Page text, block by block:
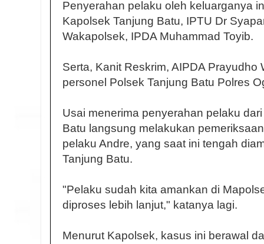
Penyerahan pelaku oleh keluarganya
Kapolsek Tanjung Batu, IPTU Dr
Wakapolsek, IPDA Muhammad Toyib.
Serta, Kanit Reskrim, AIPDA Prayudho
personel Polsek Tanjung Batu Polres
Usai menerima penyerahan pelaku
Batu langsung melakukan
pelaku Andre, yang saat ini tengah
Tanjung Batu.
"Pelaku sudah kita amankan di
diproses lebih lanjut," katanya lagi.
Menurut Kapolsek, kasus ini berawal